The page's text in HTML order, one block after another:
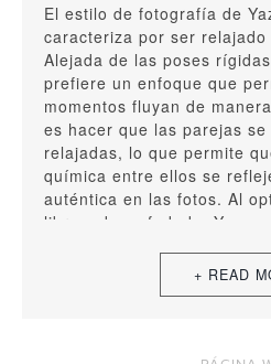
El estilo de fotografía de
caracteriza por ser relajado
Alejada de las poses
prefiere un enfoque que
momentos fluyan de
es hacer que las parejas
relajadas, lo que permite
química entre ellos se
auténtica en las fotos. Al
libre y desenfadado, Yaz
mostrando momentos
cuentan una historia real.